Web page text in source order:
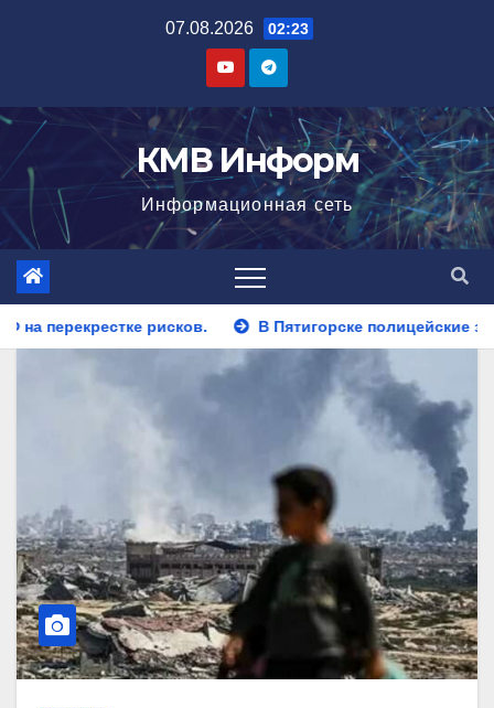
07.08.2026 02:23
КМВ Информ
Информационная сеть
В Пятигорске полицейские задержали закладчика,